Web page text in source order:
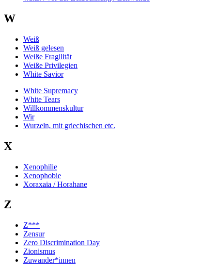
W
Weiß
Weiß gelesen
Weiße Fragilität
Weiße Privilegien
White Savior
White Supremacy
White Tears
Willkommenskultur
Wir
Wurzeln, mit griechischen etc.
X
Xenophilie
Xenophobie
Xoraxaia / Horahane
Z
Z***
Zensur
Zero Discrimination Day
Zionismus
Zuwander*innen